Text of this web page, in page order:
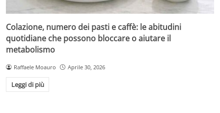
Colazione, numero dei pasti e caffè: le abitudini
quotidiane che possono bloccare o aiutare il
metabolismo
Raffaele Moauro Aprile 30, 2026
Leggi di più